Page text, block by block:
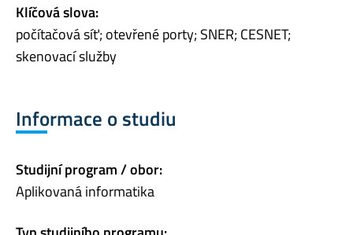
Klíčová slova:
počítačová síť; otevřené porty; SNER; CESNET;
skenovací služby
Informace o studiu
Studijní program / obor:
Aplikovaná informatika